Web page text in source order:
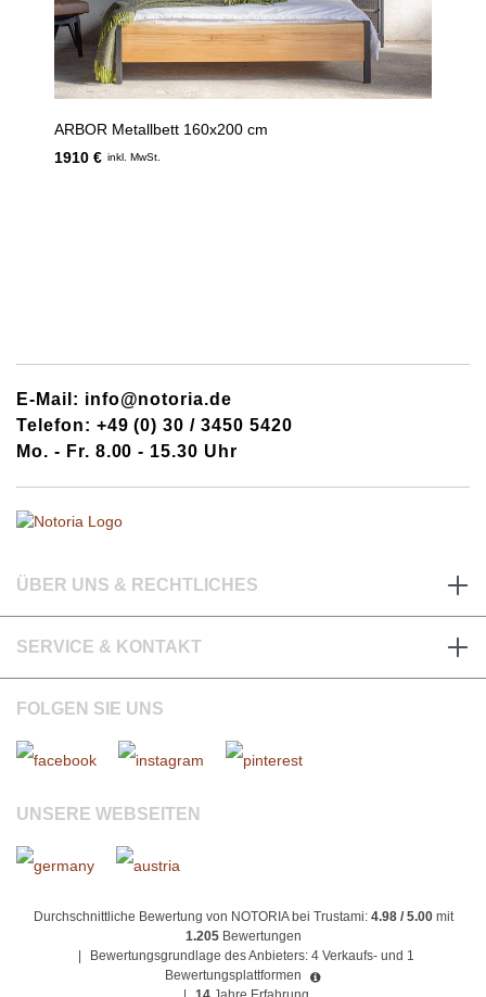
ARBOR Metallbett 160x200 cm
1910 € inkl. MwSt.
E-Mail: info@notoria.de
Telefon: +49 (0) 30 / 3450 5420
Mo. - Fr. 8.00 - 15.30 Uhr
ÜBER UNS & RECHTLICHES
SERVICE & KONTAKT
FOLGEN SIE UNS
UNSERE WEBSEITEN
Durchschnittliche Bewertung von NOTORIA bei Trustami: 4.98 / 5.00mit
1.205 Bewertungen
Bewertungsgrundlage des Anbieters: 4 Verkaufs- und 1
Bewertungsplattformen